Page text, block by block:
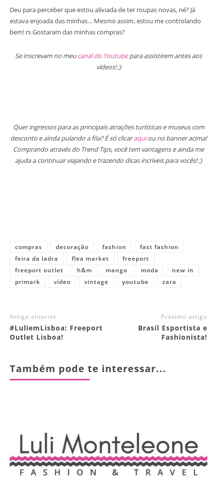
Deu para perceber que estou aliviada de ter roupas novas, né? Já
estava enjoada das minhas… Mesmo assim, estou me controlando
bem! rs Gostaram das minhas compras?
Se inscrevam no meucanal do Youtubepara assistirem antes aos
vídeos! ;)
Quer ingressos para as principais atrações turísticas e museus com
desconto e ainda pulando a fila? É só clicaraquiou no banner acima!
Comprando através do Trend Tips, você tem vantagens e ainda me
ajuda a continuar viajando e trazendo dicas incríveis para vocês! ;)
compras decoração fashion
fast fashion
feira da ladra
flea market
freeport
freeport outlet
h&m mango moda
new in
primark
vídeo vintage youtube zara
Artigo anterior
#LuliemLisboa: Freeport
Outlet Lisboa!
Próximo artigo
Brasil Esportista e
Fashionista!
Também pode te interessar...